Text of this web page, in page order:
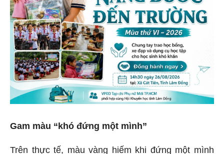
Gam màu “khó đứng một mình”
Trên thực tế, màu vàng hiếm khi đứng một mình